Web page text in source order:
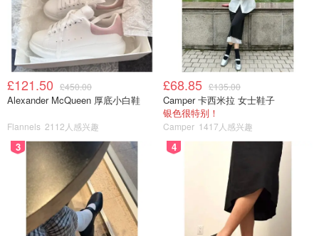
£121.50 £450.00
Alexander McQueen 厚底小白鞋
Flannels 2112人感兴趣
£68.85 £135.00
Camper 卡西米拉 女士鞋子
银色很特别！
Camper 1417人感兴趣
3 4